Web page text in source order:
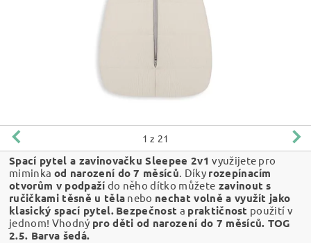
1 z 21
Spací pytel a zavinovačku Sleepee 2v1 využijete pro
miminka od narození do 7 měsíců . Díky rozepínacím
otvorům v podpaží do něho dítko můžete zavinout s
ručičkami těsně u těla nebo nechat volně a využít jako
klasický spací pytel. Bezpečnost a praktičnost použití v
jednom! Vhodný pro děti od narození do 7 měsíců. TOG
2.5. Barva šedá.